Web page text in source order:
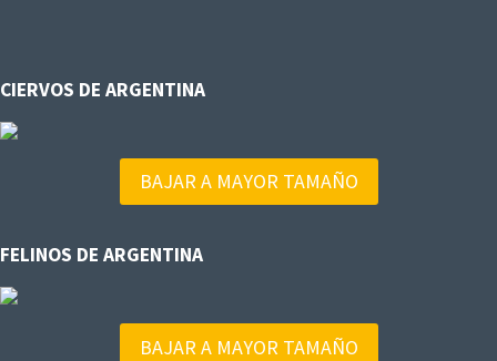
CIERVOS DE ARGENTINA
BAJAR A MAYOR TAMAÑO
FELINOS DE ARGENTINA
BAJAR A MAYOR TAMAÑO